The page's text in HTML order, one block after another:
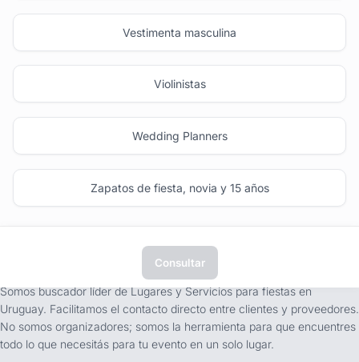
Vestimenta masculina
Violinistas
Wedding Planners
Zapatos de fiesta, novia y 15 años
Consultar
Somos buscador líder de Lugares y Servicios para fiestas en
Uruguay. Facilitamos el contacto directo entre clientes y proveedores.
No somos organizadores; somos la herramienta para que encuentres
todo lo que necesitás para tu evento en un solo lugar.